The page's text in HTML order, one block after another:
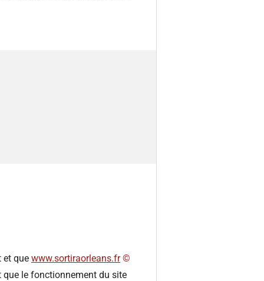
et que www.sortiraorleans.fr©️
que le fonctionnement du site